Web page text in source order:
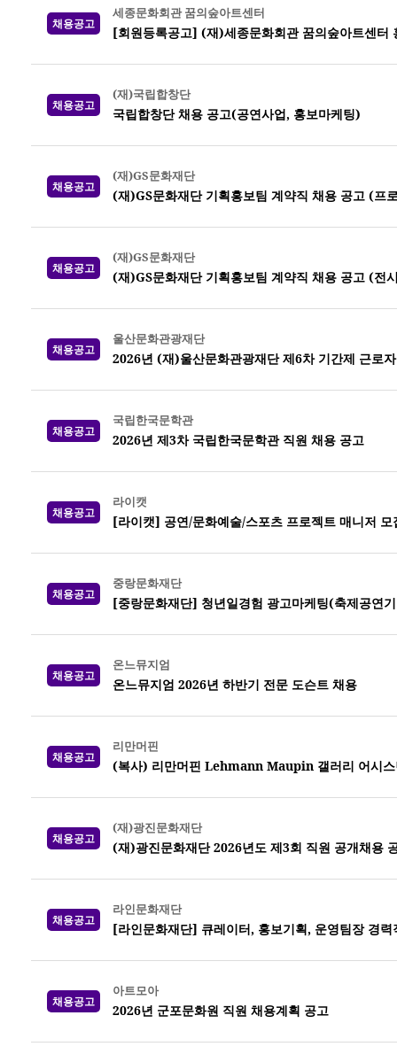
채용공고
세종문화회관 꿈의숲아트센터
[회원등록공고] (재)세종문화회관 꿈의숲아트센터
채용공고
(재)국립합창단
국립합창단 채용 공고(공연사업, 홍보마케팅)
채용공고
(재)GS문화재단
(재)GS문화재단 기획홍보팀 계약직 채용 공고 (프
채용공고
(재)GS문화재단
(재)GS문화재단 기획홍보팀 계약직 채용 공고 (전
채용공고
울산문화관광재단
2026년 (재)울산문화관광재단 제6차 기간제 근로
채용공고
국립한국문학관
2026년 제3차 국립한국문학관 직원 채용 공고
채용공고
라이캣
[라이캣] 공연/문화예술/스포츠 프로젝트 매니저 모
채용공고
중랑문화재단
[중랑문화재단] 청년일경험 광고마케팅(축제공연
채용공고
온느뮤지엄
온느뮤지엄 2026년 하반기 전문 도슨트 채용
채용공고
리만머핀
(복사) 리만머핀 Lehmann Maupin 갤러리 어시스
채용공고
(재)광진문화재단
(재)광진문화재단 2026년도 제3회 직원 공개채용
채용공고
라인문화재단
[라인문화재단] 큐레이터, 홍보기획, 운영팀장 경력
채용공고
아트모아
2026년 군포문화원 직원 채용계획 공고